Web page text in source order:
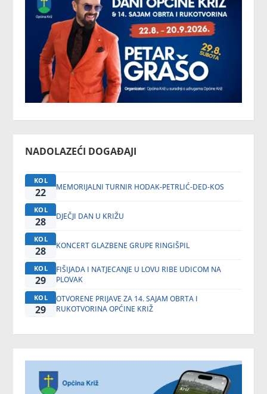
NADOLAZEĆI DOGAĐAJI
KOL
22 MEMORIJALNI TURNIR HODAK-PETRLIĆ-DED-KOS
KOL
28 DJEČJI DAN U KRIŽU
KOL
28 KONCERT GLAZBENE GRUPE RINGIŠPIL
KOL
29
FIŠIJADA I NATJECANJE U LOVU RIBE UDICOM NA
PLOVAK
KOL
29
OTVORENE PRIJAVE ZA 14. SAJAM OBRTA I
RUKOTVORINA OPĆINE KRIŽ